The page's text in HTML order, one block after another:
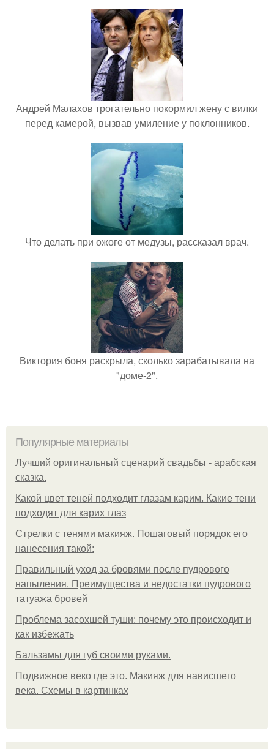
Андрей Малахов трогательно покормил жену с вилки
перед камерой, вызвав умиление у поклонников.
Что делать при ожоге от медузы, рассказал врач.
Виктория боня раскрыла, сколько зарабатывала на
"доме-2".
Популярные материалы
Лучший оригинальный сценарий свадьбы - арабская
сказка.
Какой цвет теней подходит глазам карим. Какие тени
подходят для карих глаз
Стрелки с тенями макияж. Пошаговый порядок его
нанесения такой:
Правильный уход за бровями после пудрового
напыления. Преимущества и недостатки пудрового
татуажа бровей
Проблема засохшей туши: почему это происходит и
как избежать
Бальзамы для губ своими руками.
Подвижное веко где это. Макияж для нависшего
века. Схемы в картинках